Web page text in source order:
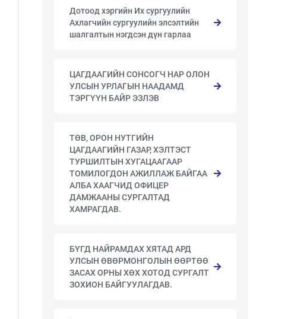
Дотоод хэргийн Их сургуулийн
Ахлагчийн сургуулийн элсэлтийн
шалгалтын нэгдсэн дүн гарлаа
ЦАГДААГИЙН СОНСОГЧ НАР ОЛОН
УЛСЫН УРЛАГЫН НААДАМД
ТЭРГҮҮН БАЙР ЭЗЛЭВ
ТӨВ, ОРОН НУТГИЙН
ЦАГДААГИЙН ГАЗАР, ХЭЛТЭСТ
ТУРШИЛТЫН ХУГАЦААГААР
ТОМИЛОГДОН АЖИЛЛАЖ БАЙГАА
АЛБА ХААГЧИД ОФИЦЕР
ДАМЖААНЫ СУРГАЛТАД
ХАМРАГДАВ.
БҮГД НАЙРАМДАХ ХЯТАД АРД
УЛСЫН ӨВӨРМОНГОЛЫН ӨӨРТӨӨ
ЗАСАХ ОРНЫ ХӨХ ХОТОД СУРГАЛТ
ЗОХИОН БАЙГУУЛАГДАВ.